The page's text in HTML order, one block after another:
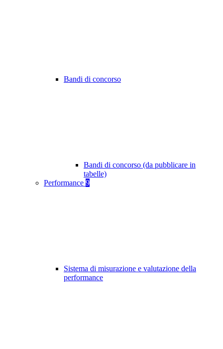
Bandi di concorso
Bandi di concorso (da pubblicare in
tabelle)
Performance 9
Sistema di misurazione e valutazione della
performance